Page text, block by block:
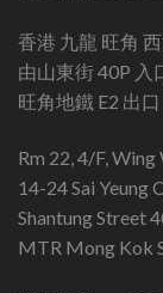
香港 九龍 旺角
由山東街 40P 入
旺角地鐵 E2 出口
Rm 22, 4/F, Wing
14-24 Sai Yeung
Shantung Street
MTR Mong Kok